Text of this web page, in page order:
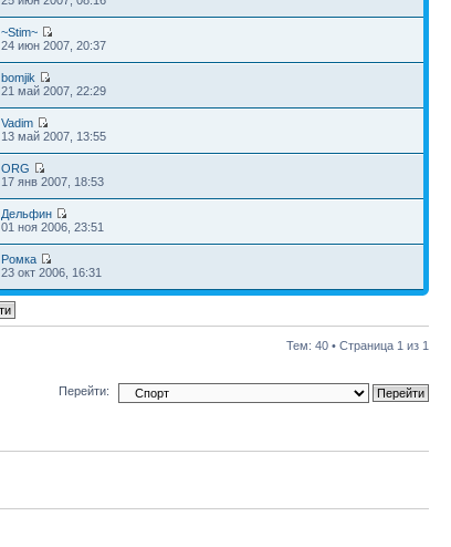
~Stim~
24 июн 2007, 20:37
bomjik
21 май 2007, 22:29
Vadim
13 май 2007, 13:55
ORG
17 янв 2007, 18:53
Дельфин
01 ноя 2006, 23:51
Ромка
23 окт 2006, 16:31
Тем: 40 • Страница 1 из 1
Перейти: